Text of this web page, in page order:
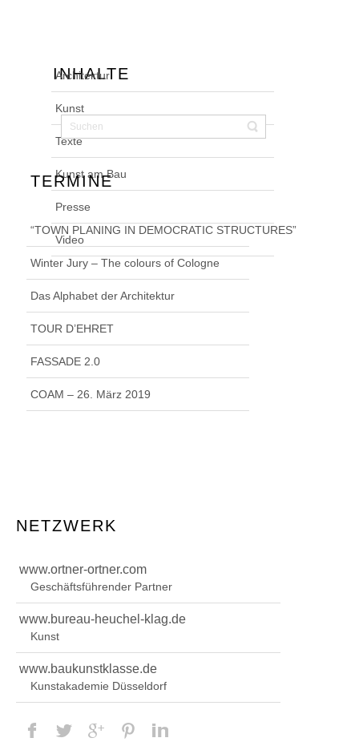
Architektur
Kunst
Texte
Kunst am Bau
Presse
Video
INHALTE
TERMINE
“TOWN PLANING IN DEMOCRATIC STRUCTURES”
Winter Jury – The colours of Cologne
Das Alphabet der Architektur
TOUR D’EHRET
FASSADE 2.0
COAM – 26. März 2019
NETZWERK
www.ortner-ortner.com
Geschäftsführender Partner
www.bureau-heuchel-klag.de
Kunst
www.baukunstklasse.de
Kunstakademie Düsseldorf